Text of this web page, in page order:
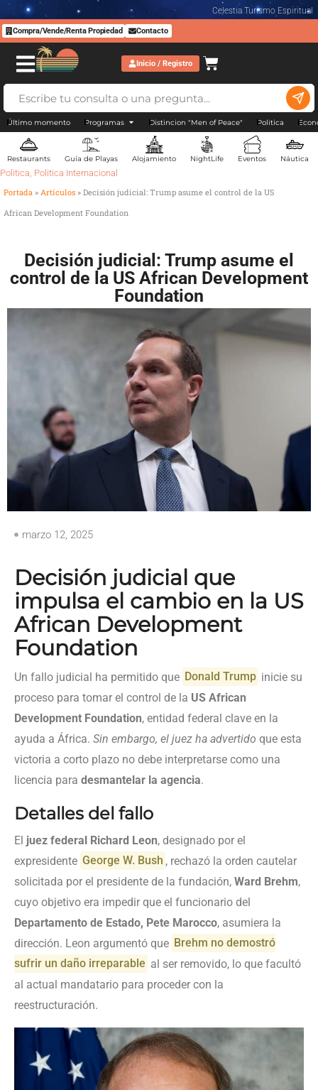
Celestia Turismo Espiritual
Compra/Vende/Renta Propiedad Contacto
Inicio / Registro
Último momento Programas Distincion "Men of Peace" Politica
Restaurants Guía de Playas Alojamiento NightLife Eventos Náutica
Politica, Politica Internacional
Portada » Artículos » Decisión judicial: Trump asume el control de la US
African Development Foundation
Decisión judicial: Trump asume el
control de la US African Development
Foundation
marzo 12, 2025
Decisión judicial que
impulsa el cambio en la US
African Development
Foundation
Un fallo judicial ha permitido que Donald Trump inicie su
proceso para tomar el control de la US African
Development Foundation, entidad federal clave en la
ayuda a África. Sin embargo, el juez ha advertido que esta
victoria a corto plazo no debe interpretarse como una
licencia para desmantelar la agencia.
Detalles del fallo
El juez federal Richard Leon, designado por el
expresidente George W. Bush , rechazó la orden cautelar
solicitada por el presidente de la fundación, Ward Brehm,
cuyo objetivo era impedir que el funcionario del
Departamento de Estado, Pete Marocco, asumiera la
dirección. Leon argumentó que Brehm no demostró
sufrir un daño irreparable al ser removido, lo que facultó
al actual mandatario para proceder con la
reestructuración.